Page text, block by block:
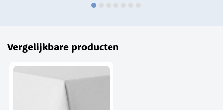
Alles wordt steeds snel
Vergelijkbare producten